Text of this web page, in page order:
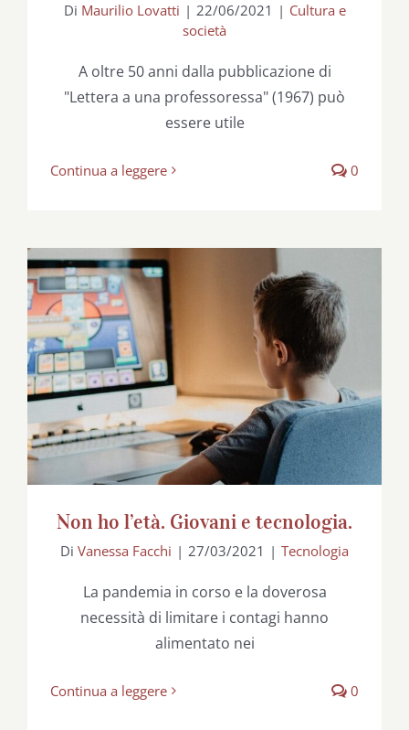
Di Maurilio Lovatti | 22/06/2021 | Cultura e
società
A oltre 50 anni dalla pubblicazione di
"Lettera a una professoressa" (1967) può
essere utile
Continua a leggere 0
Non ho l’età. Giovani e tecnologia.
Non ho l’età. Giovani e tecnologia.
Di Vanessa Facchi | 27/03/2021 | Tecnologia
La pandemia in corso e la doverosa
necessità di limitare i contagi hanno
alimentato nei
Continua a leggere 0